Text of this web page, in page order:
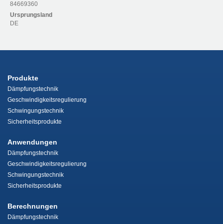
84669360
Ursprungsland
DE
Produkte
Dämpfungstechnik
Geschwindigkeitsregulierung
Schwingungstechnik
Sicherheitsprodukte
Anwendungen
Dämpfungstechnik
Geschwindigkeitsregulierung
Schwingungstechnik
Sicherheitsprodukte
Berechnungen
Dämpfungstechnik